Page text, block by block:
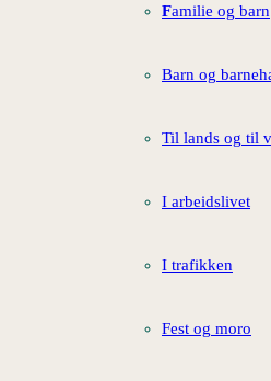
Familie og barn
Barn og
Til lands og til
I arbeidslivet
I trafikken
Fest og moro